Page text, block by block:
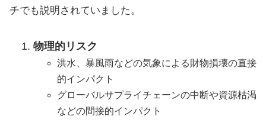
チでも説明されていました。
物理的リスク
洪水、暴風雨などの気象による財物損壊の直接
的インパクト
グローバルサプライチェーンの中断や資源枯渇
などの間接的インパクト